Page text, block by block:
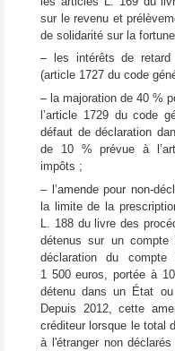
sur le revenu et
de solidarité sur la
– les intérêts de
(article 1727 du code
– la majoration de 40 %
l’article 1729 du code
défaut de déclaration
de 10 % prévue à
impôts ;
– l’amende pour non-
la limite de la
L. 188 du livre des
détenus sur un compte
déclaration du
1 500 euros, portée à
détenu dans un État ou
Depuis 2012, cette
créditeur lorsque le total
à l'étranger non